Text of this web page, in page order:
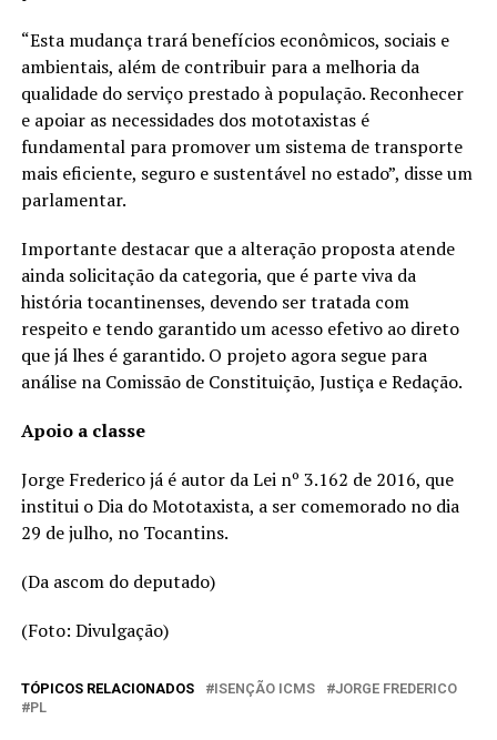
“Esta mudança trará benefícios econômicos, sociais e
ambientais, além de contribuir para a melhoria da
qualidade do serviço prestado à população. Reconhecer
e apoiar as necessidades dos mototaxistas é
fundamental para promover um sistema de transporte
mais eficiente, seguro e sustentável no estado”, disse um
parlamentar.
Importante destacar que a alteração proposta atende
ainda solicitação da categoria, que é parte viva da
história tocantinenses, devendo ser tratada com
respeito e tendo garantido um acesso efetivo ao direto
que já lhes é garantido. O projeto agora segue para
análise na Comissão de Constituição, Justiça e Redação.
Apoio a classe
Jorge Frederico já é autor da Lei nº 3.162 de 2016, que
institui o Dia do Mototaxista, a ser comemorado no dia
29 de julho, no Tocantins.
(Da ascom do deputado)
(Foto: Divulgação)
TÓPICOS RELACIONADOS ISENÇÃO ICMS
JORGE FREDERICO
PL